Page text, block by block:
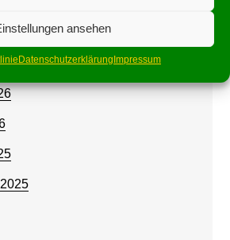
ansehen
DatenschutzerklärungImpressum